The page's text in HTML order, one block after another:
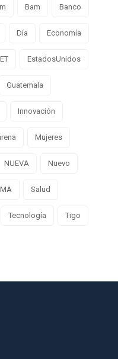
Bam Banco
Día Economía
EstadosUnidos
Guatemala
Innovación
Mujeres
NUEVA Nuevo
Salud
Tecnología Tigo